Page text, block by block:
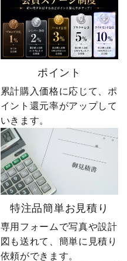
ポイント
累計購入価格に応じて、ポ
イント還元率がアップして
いきます。
特注品簡単お見積り
専用フォームで写真や設計
図も送れて、簡単に見積り
依頼ができます。